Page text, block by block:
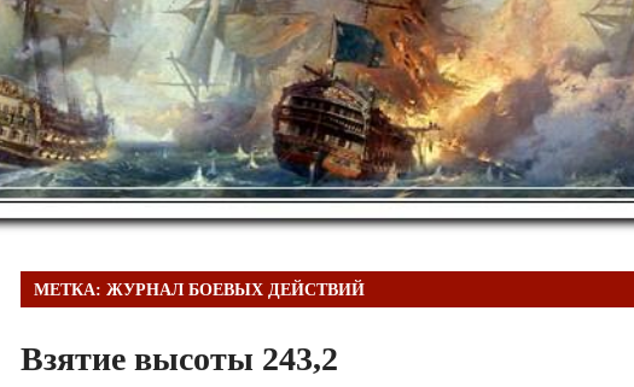
МЕТКА:ЖУРНАЛ БОЕВЫХ ДЕЙСТВИЙ
Взятие высоты 243,2